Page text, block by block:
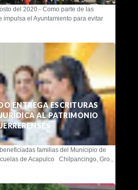
del 2020.- Como parte de las
impulsa el Ayuntamiento para evitar
ENTREGA ESCRITURAS
JURÍDICA AL PATRIMONIO
familias del Municipio de
de Acapulco Chilpancingo, Gro.,